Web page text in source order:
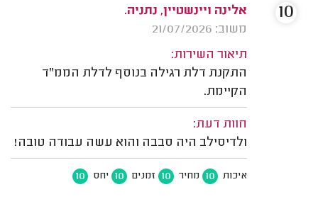
אלינה ויינשטיין, נתניה.
משוב: 21/07/2026
תיאור השירות:
התקנת דלת רגילה בנוסף לדלת הממ"ד
הקיימת.
חוות דעת:
ולדיסילב היה סבבה והוא עשה עבודה טובה!
איכות 10 מחיר 10 זמנים 10 יחס 10
10